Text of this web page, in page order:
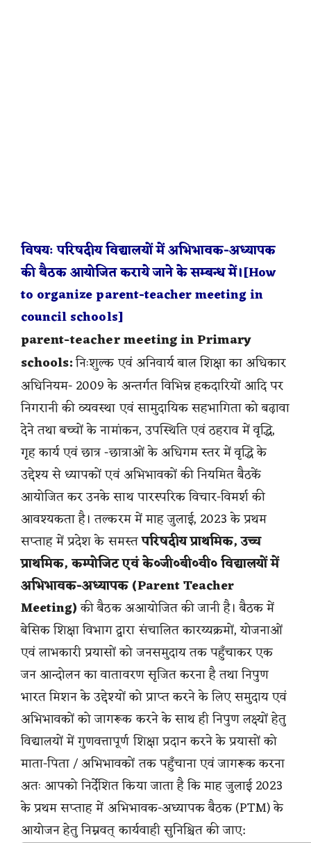
विषयः परिषदीय विद्यालयों में अभिभावक-अध्यापक
की बैठक आयोजित कराये जाने के सम्बन्ध में।[How
to organize parent-teacher meeting in
council schools]
parent-teacher meeting in Primary
schools:निःशुल्क एवं अनिवार्य बाल शिक्षा का अधिकार
अधिनियम- 2009 के अन्तर्गत विभिन्न हकदारियों आदि पर
निगरानी की व्यवस्था एवं सामुदायिक सहभागिता को बढ़ावा
देने तथा बच्चों के नामांकन, उपस्थिति एवं ठहराव में वृद्धि,
गृह कार्य एवं छात्र -छात्राओं के अधिगम स्तर में वृद्धि के
उद्देश्य से ध्यापकों एवं अभिभावकों की नियमित बैठकें
आयोजित कर उनके साथ पारस्परिक विचार-विमर्श की
आवश्यकता है। तल्करम में माह जुलाई, 2023 के प्रथम
सप्ताह में प्रदेश के समस्तपरिषदीय प्राथमिक, उच्च
प्राथमिक, कम्पोजिट एवं के०जी०बी०वी० विद्यालयों में
अभिभावक-अध्यापक (Parent Teacher
Meeting)की बैठक अआयोजित की जानी है। बैठक में
बेसिक शिक्षा विभाग द्वारा संचालित कारय्यक्रमों, योजनाओं
एवं लाभकारी प्रयासों को जनसमुदाय तक पहुँचाकर एक
जन आन्दोलन का वातावरण सृजित करना है तथा निपुण
भारत मिशन के उद्देश्यों को प्राप्त करने के लिए समुदाय एवं
अभिभावकों को जागरूक करने के साथ ही निपुण लक्ष्यों हेतु
विद्यालयों में गुणवत्तापूर्ण शिक्षा प्रदान करने के प्रयासों को
माता-पिता / अभिभावकों तक पहुँचाना एवं जागरूक करना
अतः आपको निर्देशित किया जाता है कि माह जुलाई 2023
के प्रथम सप्ताह में अभिभावक-अध्यापक बैठक (PTM) के
आयोजन हेतु निम्नवत् कार्यवाही सुनिश्चित की जाए: